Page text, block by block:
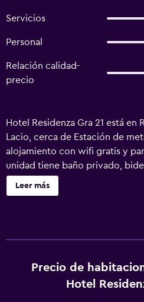
Servicios
Personal
Relación calidad-
precio
Hotel Residenza Gra 21 está en
Lacio, cerca de Estación de
alojamiento con wifi gratis y
unidad tiene baño privado,
de pantalla plana y nevera.
Vergata está a 6,4 km del
Leer más
Precio de
Hotel